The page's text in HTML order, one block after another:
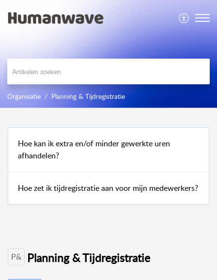
Organisatie Planning & Tijdregistratie
Hoe kan ik extra en/of minder gewerkte uren
afhandelen?
Hoe zet ik tijdregistratie aan voor mijn medewerkers?
P& Planning & Tijdregistratie